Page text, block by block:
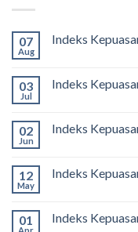
07
Aug
Indeks
03
Jul
Indeks
02
Jun
Indeks
12
May
Indeks
01
Apr
Indeks